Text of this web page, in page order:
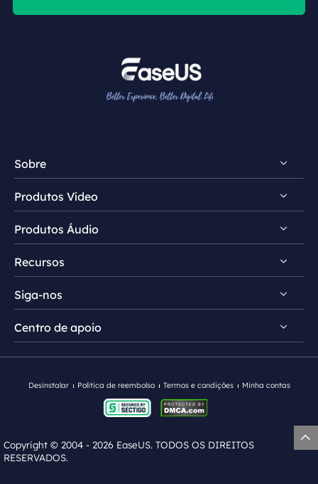
Sobre
Conheça EaseUS
Comentários e prêmios
Contrato de licença
Produtos Vídeo
Video Downloader
Video Editor
RecExperts
Produtos Áudio
VoiceWave
Vocal Remover
MakeMyAudio
Modificador de Voz Feminina
Modificador de Voz Masculina
Recursos
Dicas de download de vídeo
Dicas de modificador de voz
Dicas de removedor vocal
Modificador de Voz Discord
Modificador de Voz Anime
Siga-nos
  
Centro de apoio
Desinstalar Politica de reembolso Termos e condições Minha contas
Copyright © 2004 - 2026 EaseUS. TODOS OS DIREITOS
RESERVADOS.
